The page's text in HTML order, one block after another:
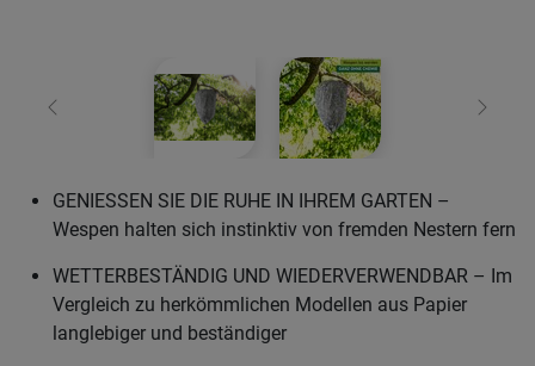
Zurück Weiter
GENIESSEN SIE DIE RUHE IN IHREM GARTEN –
Wespen halten sich instinktiv von fremden Nestern fern
WETTERBESTÄNDIG UND WIEDERVERWENDBAR – Im
Vergleich zu herkömmlichen Modellen aus Papier
langlebiger und beständiger